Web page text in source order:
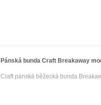
Pánská bunda Craft Breakaway
Craft pánská běžecká bunda